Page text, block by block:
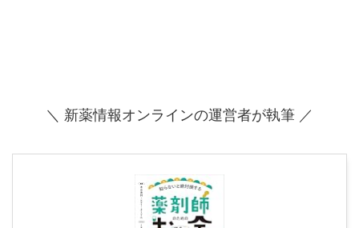
＼ 新薬情報オンラインの運営者が執筆 ／